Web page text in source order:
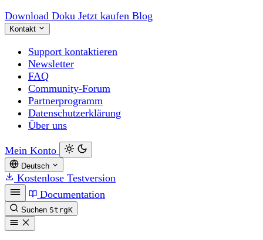
Download Doku Jetzt kaufen Blog
Kontakt
Support kontaktieren
Newsletter
FAQ
Community-Forum
Partnerprogramm
Datenschutzerklärung
Über uns
Mein Konto
Deutsch
Kostenlose Testversion
Documentation
Suchen StrgK